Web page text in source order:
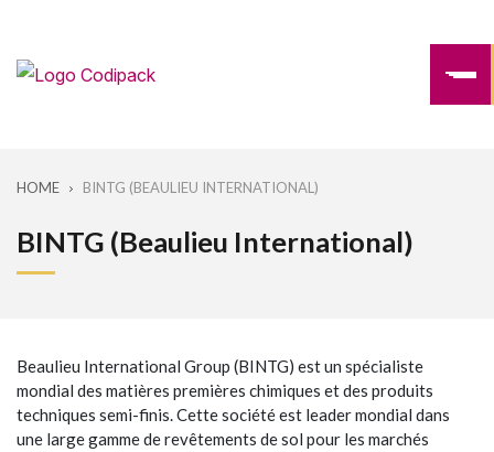
HOME BINTG (BEAULIEU INTERNATIONAL)
BINTG (Beaulieu International)
Beaulieu International Group (BINTG) est un spécialiste
mondial des matières premières chimiques et des produits
techniques semi-finis. Cette société est leader mondial dans
une large gamme de revêtements de sol pour les marchés